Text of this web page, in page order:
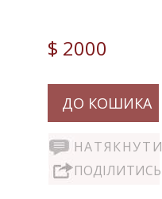
$ 2000
ДО КОШИКА
НАТЯКНУТИ
ПОДІЛИТИСЬ